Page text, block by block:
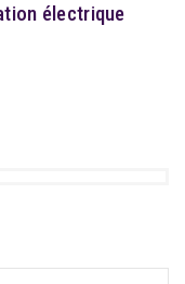
électrique